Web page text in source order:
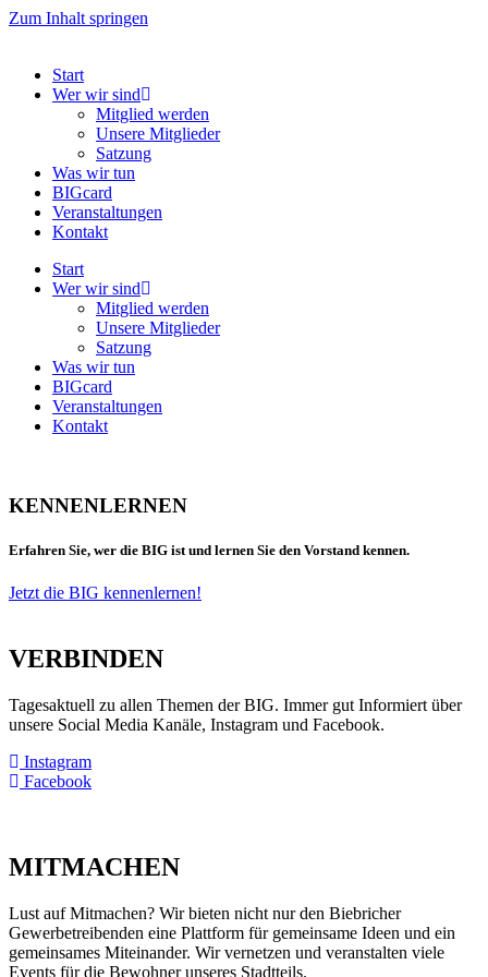
Zum Inhalt springen
Start
Wer wir sind
Mitglied werden
Unsere Mitglieder
Satzung
Was wir tun
BIGcard
Veranstaltungen
Kontakt
Start
Wer wir sind
Mitglied werden
Unsere Mitglieder
Satzung
Was wir tun
BIGcard
Veranstaltungen
Kontakt
KENNENLERNEN
Erfahren Sie, wer die BIG ist und lernen Sie den Vorstand kennen.
Jetzt die BIG kennenlernen!
VERBINDEN
Tagesaktuell zu allen Themen der BIG. Immer gut Informiert über
unsere Social Media Kanäle, Instagram und Facebook.
Instagram
Facebook
MITMACHEN
Lust auf Mitmachen? Wir bieten nicht nur den Biebricher
Gewerbetreibenden eine Plattform für gemeinsame Ideen und ein
gemeinsames Miteinander. Wir vernetzen und veranstalten viele
Events für die Bewohner unseres Stadtteils.